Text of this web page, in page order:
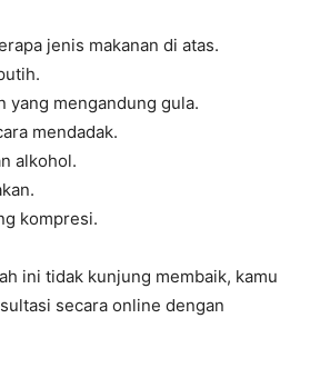
jenis makanan di atas.
yang mengandung gula.
mendadak.
alkohol.
kompresi.
ini tidak kunjung membaik, kamu
secara online dengan